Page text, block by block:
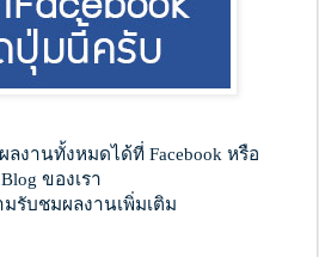
งานทั้งหมดได้ที่ Facebook หรือ
Blog ของเรา
รับชมผลงานเพิ่มเติม